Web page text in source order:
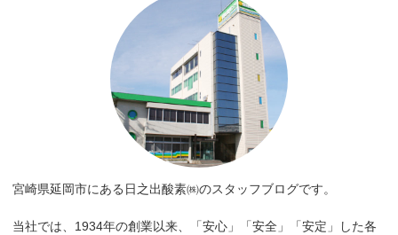
宮崎県延岡市にある日之出酸素㈱のスタッフブログです。
当社では、1934年の創業以来、「安心」「安全」「安定」した各